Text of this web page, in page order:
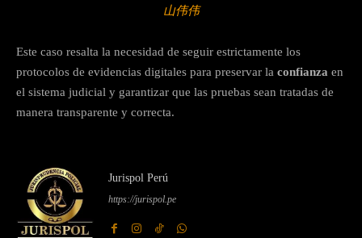
山伟伟
Este caso resalta la necesidad de seguir estrictamente los
protocolos de evidencias digitales para preservar la confianza en
el sistema judicial y garantizar que las pruebas sean tratadas de
manera transparente y correcta.
Jurispol Perú
https://jurispol.pe